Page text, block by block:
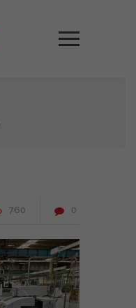
760 0